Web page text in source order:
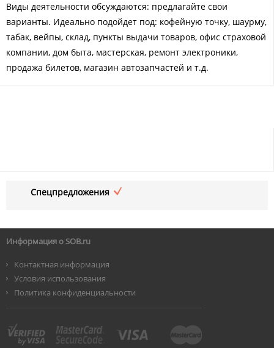
Виды деятельности обсуждаются: предлагайте свои
варианты. Идеально подойдет под: кофейную точку, шаурму,
табак, вейпы, склад, пункты выдачи товаров, офис страховой
компании, дом быта, мастерская, ремонт электроники,
продажа билетов, магазин автозапчастей и т.д.
Спецпредложения
Информация о SOB.ru
Контактная информация
Условия использования
Политика конфиденциальности